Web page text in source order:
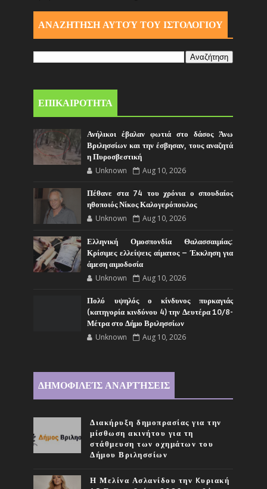
ΑΝΑΖΗΤΗΣΗ ΑΥΤΟΎ ΤΟΥ ΙΣΤΟΛΟΓΙΟΥ
ΕΠΙΚΑΙΡΟΤΗΤΑ
Ανήλικοι έβαλαν φωτιά στο δάσος Άνω
Βριλησσίων και την έσβησαν, τους αναζητά
η Πυροσβεστική
Unknown Aug 10, 2026
Πέθανε στα 74 του χρόνια ο σπουδαίος
ηθοποιός Νίκος Καλογερόπουλος
Unknown Aug 10, 2026
Ελληνική Ομοσπονδία Θαλασσαιμίας:
Κρίσιμες ελλείψεις αίματος – Έκκληση για
άμεση αιμοδοσία
Unknown Aug 10, 2026
Πολύ υψηλός ο κίνδυνος πυρκαγιάς
(κατηγορία κινδύνου 4) την Δευτέρα 10/8-
Μέτρα στο Δήμο Βριλησσίων
Unknown Aug 10, 2026
ΔΗΜΟΦΙΛΕΊΣ ΑΝΑΡΤΉΣΕΙΣ
Διακήρυξη δημοπρασίας για την
μίσθωση ακινήτου για τη
στάθμευση των οχημάτων του
Δήμου Βριλησσίων
Η Μελίνα Ασλανίδου την Kυριακή